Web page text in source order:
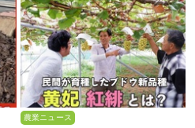
農業ニュース